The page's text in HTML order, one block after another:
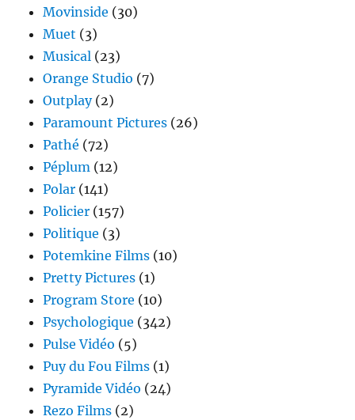
Movinside (30)
Muet (3)
Musical (23)
Orange Studio (7)
Outplay(2)
Paramount Pictures (26)
Pathé (72)
Péplum (12)
Polar (141)
Policier (157)
Politique (3)
Potemkine Films (10)
Pretty Pictures (1)
Program Store (10)
Psychologique (342)
Pulse Vidéo (5)
Puy du Fou Films (1)
Pyramide Vidéo (24)
Rezo Films (2)